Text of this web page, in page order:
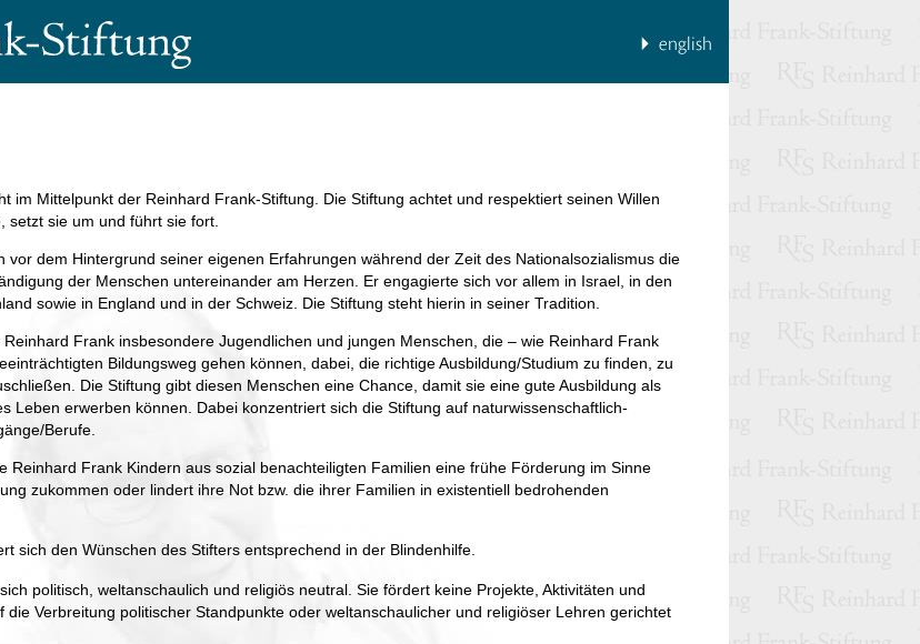
im Mittelpunkt der Reinhard Frank-Stiftung. Die Stiftung achtet und respektiert seinen Willen
setzt sie um und führt sie fort.
vor dem Hintergrund seiner eigenen Erfahrungen während der Zeit des Nationalsozialismus die
der Menschen untereinander am Herzen. Er engagierte sich vor allem in Israel, in den
sowie in England und in der Schweiz. Die Stiftung steht hierin in seiner Tradition.
Reinhard Frank insbesondere Jugendlichen und jungen Menschen, die – wie Reinhard Frank
Bildungsweg gehen können, dabei, die richtige Ausbildung/Studium zu finden, zu
Die Stiftung gibt diesen Menschen eine Chance, damit sie eine gute Ausbildung als
Leben erwerben können. Dabei konzentriert sich die Stiftung auf naturwissenschaftlich-
Berufe.
Reinhard Frank Kindern aus sozial benachteiligten Familien eine frühe Förderung im Sinne
zukommen oder lindert ihre Not bzw. die ihrer Familien in existentiell bedrohenden
sich den Wünschen des Stifters entsprechend in der Blindenhilfe.
politisch, weltanschaulich und religiös neutral. Sie fördert keine Projekte, Aktivitäten und
die Verbreitung politischer Standpunkte oder weltanschaulicher und religiöser Lehren gerichtet